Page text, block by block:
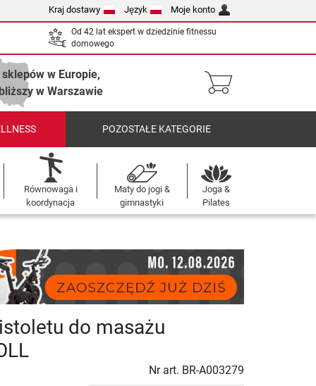
Kraj dostawy Język Moje konto
Od 42 lat ekspert w dziedzinie fitnessu
domowego
w Europie,
w Warszawie
POZOSTAŁE KATEGORIE
Równowaga i
koordynacja
Maty do jogi &
gimnastyki
Joga &
Pilates
do masażu
Nr art. BR-A003279